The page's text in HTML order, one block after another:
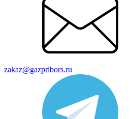
zakaz@gazpribors.ru